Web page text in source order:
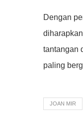
Dengan
tantangan
paling
JOAN MIR